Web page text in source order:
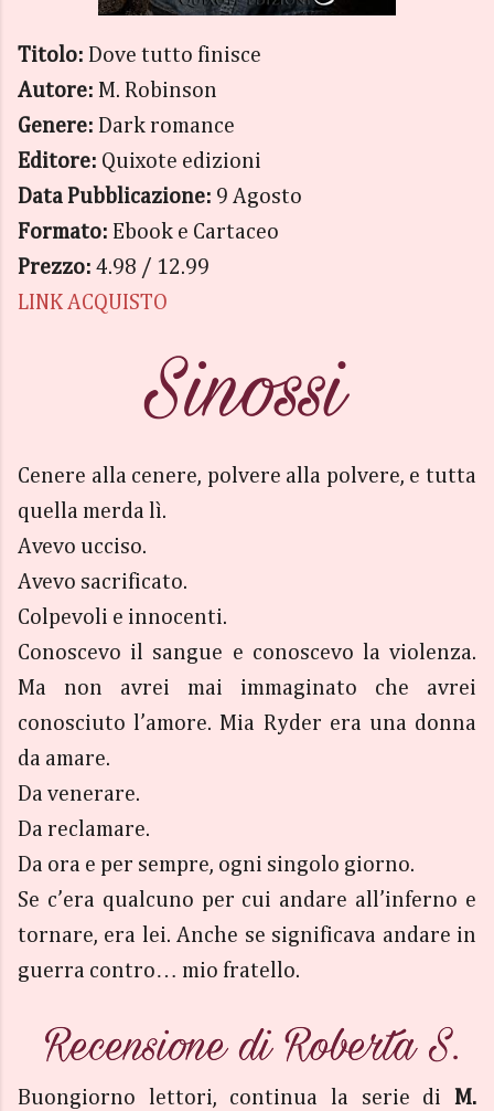
Titolo: Dove tutto finisce
Autore: M. Robinson
Genere: Dark romance
Editore: Quixote edizioni
Data Pubblicazione: 9 Agosto
Formato: Ebook e Cartaceo
Prezzo: 4.98 / 12.99
LINK ACQUISTO
Cenere alla cenere, polvere alla polvere, e tutta
quella merda lì.
Avevo ucciso.
Avevo sacrificato.
Colpevoli e innocenti.
Conoscevo il sangue e conoscevo la violenza.
Ma non avrei mai immaginato che avrei
conosciuto l’amore. Mia Ryder era una donna
da amare.
Da venerare.
Da reclamare.
Da ora e per sempre, ogni singolo giorno.
Se c’era qualcuno per cui andare all’inferno e
tornare, era lei. Anche se significava andare in
guerra contro… mio fratello.
Buongiorno lettori, continua la serie di M.